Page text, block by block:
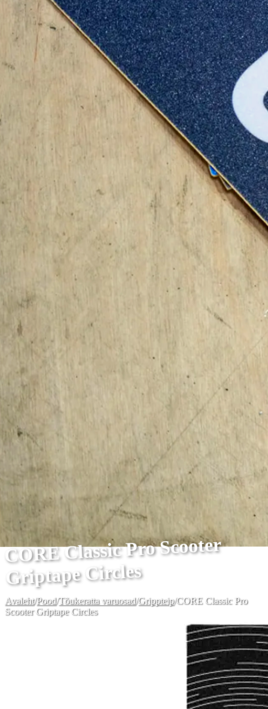
CORE Classic Pro Scooter
Griptape Circles
Avaleht/Pood/Tõukeratta varuosad/Grippteip/CORE Classic Pro
Scooter Griptape Circles